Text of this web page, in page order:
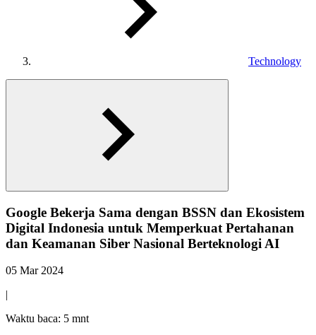
Technology
Google Bekerja Sama dengan BSSN dan Ekosistem
Digital Indonesia untuk Memperkuat Pertahanan
dan Keamanan Siber Nasional Berteknologi AI
05 Mar 2024
|
Waktu baca: 5 mnt